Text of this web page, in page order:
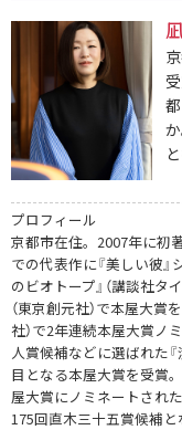
プロフィール
京都市在住。2007年に初
での代表作に『美しい彼』
のビオトープ』（講談社タ
（東京創元社）で本屋大賞
社）で2年連続本屋大賞ノ
人賞候補などに選ばれた『
目となる本屋大賞を受賞。
屋大賞にノミネートされた
175回直木三十五賞候補と